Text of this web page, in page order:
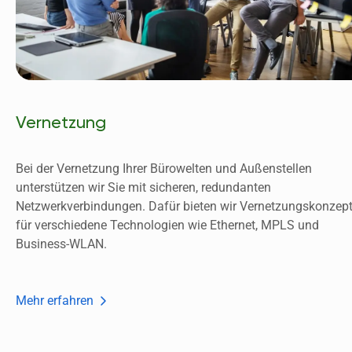
Vernetzung
Bei der Vernetzung Ihrer Bürowelten und Außenstellen
unterstützen wir Sie mit sicheren, redundanten
Netzwerkverbindungen. Dafür bieten wir
für verschiedene Technologien wie Ethernet, MPLS und
Business-WLAN.
Mehr erfahren